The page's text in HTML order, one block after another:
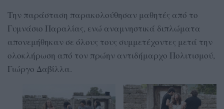
Την παράσταση παρακολούθησαν μαθητές από το
Γυμνάσιο Παραλίας, ενώ αναμνηστικά διπλώματα
απονεμήθηκαν σε όλους τους συμμετέχοντες μετά την
ολοκλήρωση από τον πρώην αντιδήμαρχο Πολιτισμού,
Γιώργο Δαβίλλα.